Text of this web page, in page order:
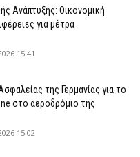
Ανάπτυξης: Οικονομική
για μέτρα
15:41
της Γερμανίας για το
στο αεροδρόμιο της
15:02